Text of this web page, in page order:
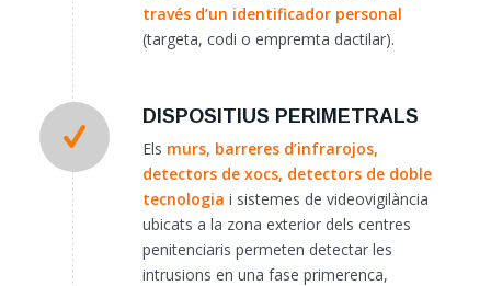
través d’un identificador personal
(targeta, codi o empremta dactilar).
DISPOSITIUS PERIMETRALS
Els murs, barreres d’infrarojos,
detectors de xocs, detectors de doble
tecnologia i sistemes de videovigilància
ubicats a la zona exterior dels centres
penitenciaris permeten detectar les
intrusions en una fase primerenca,